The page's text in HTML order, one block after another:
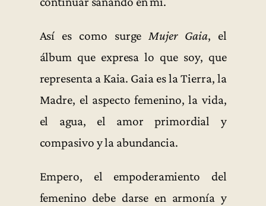
Así es como surgeMujer Gaia, el
álbum que expresa lo que soy, que
representa a Kaia. Gaia es la Tierra, la
Madre, el aspecto femenino, la vida,
el agua, el amor primordial y
compasivo y la abundancia.
Empero, el empoderamiento del
femenino debe darse en armonía y